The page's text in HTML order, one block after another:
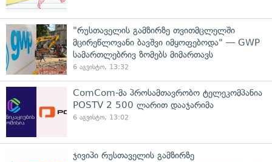
"რუსთაველის გამზირზე თვითმცლელში
მცირეწლოვანი ბავშვი იმყოფებოდა" — GWP
სამართლებრივ ზომებს მიმართავს
6 აგვისტო, 13:32
ComCom-მა პროსამთავრობო ტელეკომპანია
POSTV 2 500 ლარით დააჯარიმა
6 აგვისტო, 13:02
ჯივიპი რუსთაველის გამზირზე